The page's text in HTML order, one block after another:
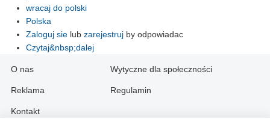
wracaj do polski
Polska
Zaloguj sie lub zarejestruj by odpowiadac
Czytaj&nbsp;dalej
O nas
Reklama
Kontakt
Wytyczne dla społeczności
Regulamin